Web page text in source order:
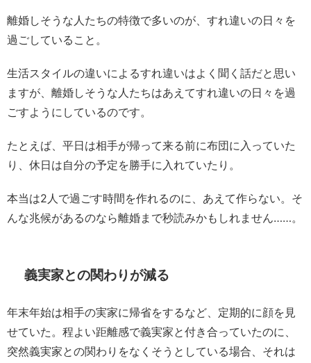
離婚しそうな人たちの特徴で多いのが、すれ違いの日々を
過ごしていること。
生活スタイルの違いによるすれ違いはよく聞く話だと思い
ますが、離婚しそうな人たちはあえてすれ違いの日々を過
ごすようにしているのです。
たとえば、平日は相手が帰って来る前に布団に入っていた
り、休日は自分の予定を勝手に入れていたり。
本当は2人で過ごす時間を作れるのに、あえて作らない。そ
んな兆候があるのなら離婚まで秒読みかもしれません……。
義実家との関わりが減る
年末年始は相手の実家に帰省をするなど、定期的に顔を見
せていた。程よい距離感で義実家と付き合っていたのに、
突然義実家との関わりをなくそうとしている場合、それは